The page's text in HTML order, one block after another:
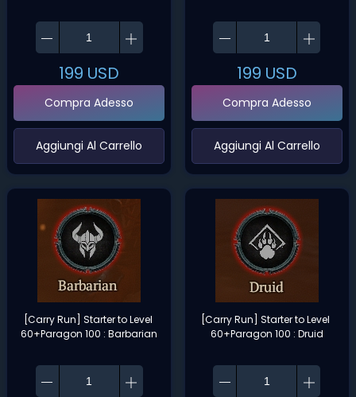
199 USD
Compra Adesso
‌Aggiungi Al Carrello‌
199 USD
Compra Adesso
‌Aggiungi Al Carrello‌
[Carry Run] Starter to Level
60+Paragon 100 : Barbarian
[Carry Run] Starter to Level
60+Paragon 100 : Druid